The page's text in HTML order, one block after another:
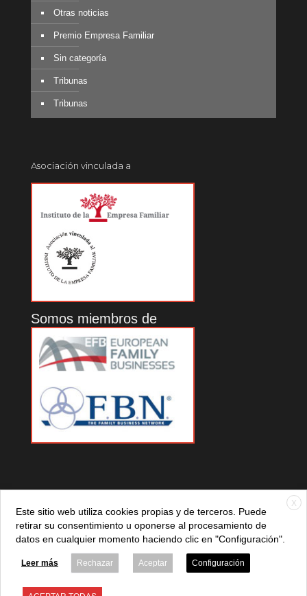
Otras noticias
Premio Empresa Familiar
Sin categoría
Tribunas
Tribunas
Asociación vinculada a
Somos miembros de
© 2021 ADEFAN. Todos los derechos reservados. 621 236
881 |Política de privacidad|Aviso legal |Política de cookies
X
Este sitio web utiliza cookies propias y de terceros. Puede
retirar su consentimiento u oponerse al procesamiento de
datos en cualquier momento haciendo clic en "Configuración".
Leer más Rechazar Aceptar Configuración